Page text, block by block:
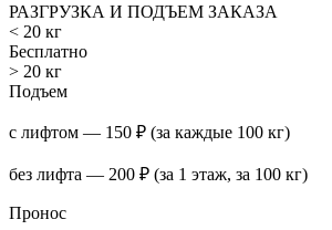
РАЗГРУЗКА И ПОДЪЕМ ЗАКАЗА
< 20 кг
Бесплатно
> 20 кг
Подъем
с лифтом — 150 ₽ (за каждые 100 кг)
без лифта — 200 ₽ (за 1 этаж, за 100 кг)
Пронос